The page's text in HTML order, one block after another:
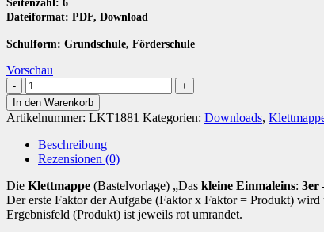
Dateiformat: PDF, Download
Schulform: Grundschule, Förderschule
Vorschau
Kleines
Einmaleins
3er-
Reihe
[Digital]
Menge
In den Warenkorb
Artikelnummer: LKT1881 Kategorien: Downloads,
Beschreibung
Rezensionen (0)
Die Klettmappe (Bastelvorlage) „Das kleine Einmaleins: 3er
Der erste Faktor der Aufgabe (Faktor x Faktor = Produkt)
Ergebnisfeld (Produkt) ist jeweils rot umrandet.